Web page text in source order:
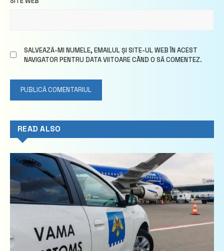
SALVEAZĂ-MI NUMELE, EMAILUL ȘI SITE-UL WEB ÎN ACEST
NAVIGATOR PENTRU DATA VIITOARE CÂND O SĂ COMENTEZ.
READ ALSO